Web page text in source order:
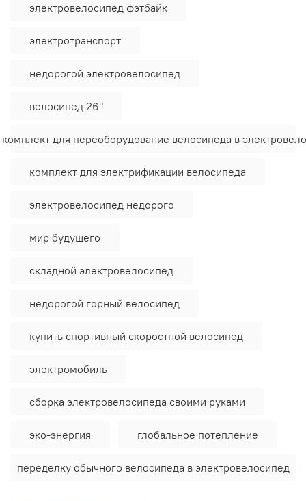
электровелосипед фэтбайк
электротранспорт
недорогой электровелосипед
велосипед 26"
для переоборудование велосипеда в
комплект для электрификации велосипеда
электровелосипед недорого
мир будущего
складной электровелосипед
недорогой горный велосипед
купить спортивный скоростной велосипед
электромобиль
сборка электровелосипеда своими руками
эко-энергия глобальное потепление
переделку обычного велосипеда в электровелосипед